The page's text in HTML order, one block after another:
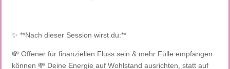
✨ **Nach dieser Session wirst du:**
💸 Offener für finanziellen Fluss sein & mehr Fülle empfangen
können 💸 Deine Energie auf Wohlstand ausrichten, statt auf